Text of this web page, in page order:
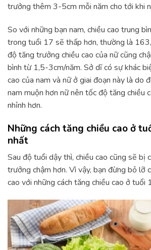
trưởng thêm 3-5cm mỗi năm cho tới khi
So với những bạn nam, chiều cao trung
trong tuổi 17 sẽ thấp hơn, thường là
độ tăng trưởng chiều cao của nữ cũng
bình từ 1,5-3cm/năm. Sở dĩ có sự khác
cao của nam và nữ ở giai đoạn này là do
nam muộn hơn nữ nên tốc độ tăng chiều
nhỉnh hơn.
Những cách tăng chiều cao ở
nhất
Sau độ tuổi dậy thì, chiều cao cũng sẽ bị
trưởng chậm hơn. Vì vậy, bạn đừng bỏ lỡ
cao với những cách tăng chiều cao ở tuổi